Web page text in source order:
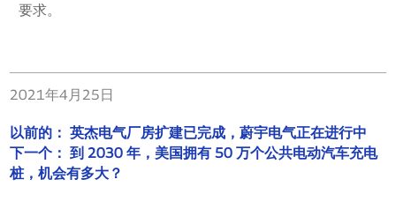
要求。
2021年4月25日
以前的： 英杰电气厂房扩建已完成，蔚宇电气正在进行中
下一个： 到 2030 年，美国拥有 50 万个公共电动汽车充电
桩，机会有多大？